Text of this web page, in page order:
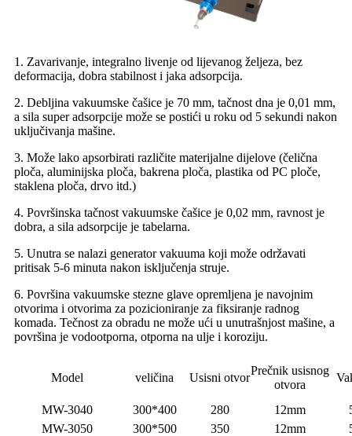
1. Zavarivanje, integralno livenje od lijevanog željeza, bez
deformacija, dobra stabilnost i jaka adsorpcija.
2. Debljina vakuumske čašice je 70 mm, tačnost dna je 0,01 mm,
a sila super adsorpcije može se postići u roku od 5 sekundi nakon
uključivanja mašine.
3. Može lako apsorbirati različite materijalne dijelove (čelična
ploča, aluminijska ploča, bakrena ploča, plastika od PC ploče,
staklena ploča, drvo itd.)
4. Površinska tačnost vakuumske čašice je 0,02 mm, ravnost je
dobra, a sila adsorpcije je tabelarna.
5. Unutra se nalazi generator vakuuma koji može održavati
pritisak 5-6 minuta nakon isključenja struje.
6. Površina vakuumske stezne glave opremljena je navojnim
otvorima i otvorima za pozicioniranje za fiksiranje radnog
komada. Tečnost za obradu ne može ući u unutrašnjost mašine, a
površina je vodootporna, otporna na ulje i koroziju.
Model veličina Usisni otvor
Prečnik usisnog
otvora
MW-3040 300*400 280 12mm
MW-3050
300*500 350 12mm